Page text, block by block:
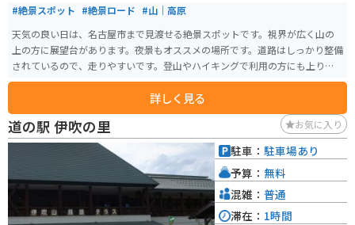
情報と、ライブカメラで山頂の様子を見ることができます。通行料の割引も
印刷できます。
#絶景スポット #絶景ロード #山｜高原
天気の良い日は、名古屋市まで見渡せる絶景スポットです。視界が広く山の
上の方に展望台があります。夜景もオススメの場所です。道路はしっかり整備
されているので、走りやすいです。登山やハイキングで利用の方にも上りや
すい山です。
詳しく見る
道の駅 伊吹の里 お気に入り
駐車： 駐車場あり
予算： 無料
混雑： 普通
滞在： 1時間